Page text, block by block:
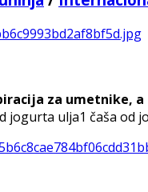
za umetnike,
jogurta ulja1 čaša od